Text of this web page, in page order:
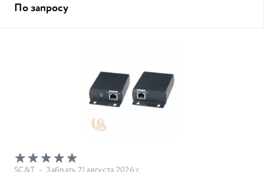
По запросу